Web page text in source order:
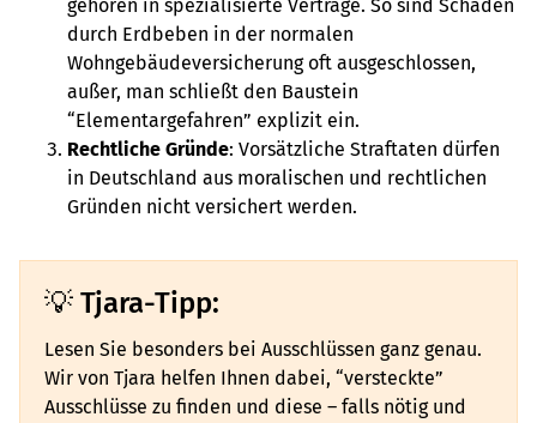
gehören in spezialisierte Verträge. So sind Schäden
durch Erdbeben in der normalen
Wohngebäudeversicherung oft ausgeschlossen,
außer, man schließt den Baustein
“Elementargefahren” explizit ein.
Rechtliche Gründe: Vorsätzliche Straftaten dürfen
in Deutschland aus moralischen und rechtlichen
Gründen nicht versichert werden.
Tjara-Tipp:
Lesen Sie besonders bei Ausschlüssen ganz genau.
Wir von Tjara helfen Ihnen dabei, “versteckte”
Ausschlüsse zu finden und diese – falls nötig und